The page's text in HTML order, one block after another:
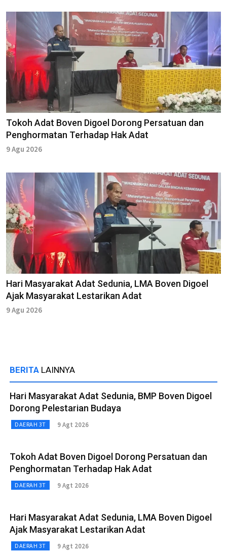
Tokoh Adat Boven Digoel Dorong Persatuan dan
Penghormatan Terhadap Hak Adat
9 Agu 2026
Hari Masyarakat Adat Sedunia, LMA Boven Digoel
Ajak Masyarakat Lestarikan Adat
9 Agu 2026
BERITA LAINNYA
Hari Masyarakat Adat Sedunia, BMP Boven Digoel
Dorong Pelestarian Budaya
DAERAH 3T 9 Agt 2026
Tokoh Adat Boven Digoel Dorong Persatuan dan
Penghormatan Terhadap Hak Adat
DAERAH 3T 9 Agt 2026
Hari Masyarakat Adat Sedunia, LMA Boven Digoel
Ajak Masyarakat Lestarikan Adat
DAERAH 3T 9 Agt 2026